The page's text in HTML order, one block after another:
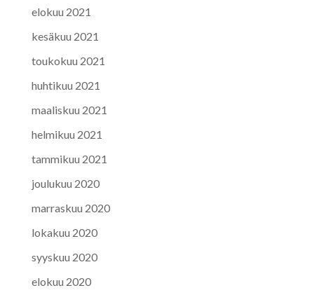
elokuu 2021
kesäkuu 2021
toukokuu 2021
huhtikuu 2021
maaliskuu 2021
helmikuu 2021
tammikuu 2021
joulukuu 2020
marraskuu 2020
lokakuu 2020
syyskuu 2020
elokuu 2020